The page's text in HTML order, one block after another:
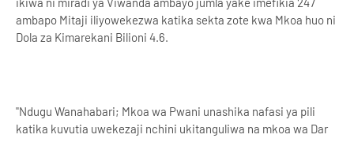
ambapo Mitaji iliyowekezwa katika sekta zote kwa Mkoa huo ni
Dola za Kimarekani Bilioni 4.6.
"Ndugu Wanahabari; Mkoa wa Pwani unashika nafasi ya pili
katika kuvutia uwekezaji nchini ukitanguliwa na mkoa wa Dar